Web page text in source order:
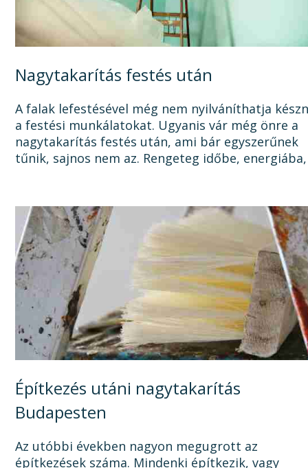
Nagytakarítás festés után
A falak lefestésével még nem nyilváníthatja
a festési munkálatokat. Ugyanis vár még önre a
nagytakarítás festés után, ami bár egyszerűnek
tűnik, sajnos nem az. Rengeteg időbe,
Építkezés utáni nagytakarítás
Budapesten
Az utóbbi években nagyon megugrott az
építkezések száma. Mindenki építkezik, vagy